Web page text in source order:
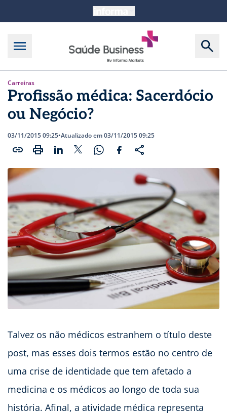
Carreiras
Profissão médica: Sacerdócio
ou Negócio?
03/11/2015 09:25•Atualizado em 03/11/2015 09:25
Talvez os não médicos estranhem o título deste
post, mas esses dois termos estão no centro de
uma crise de identidade que tem afetado a
medicina e os médicos ao longo de toda sua
história. Afinal, a atividade médica representa